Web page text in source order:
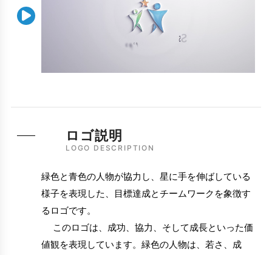

LOGO DESCRIPTION
ロゴ説明
緑色と青色の人物が協力し、星に手を伸ばしている
様子を表現した、目標達成とチームワークを象徴す
るロゴです。
このロゴは、成功、協力、そして成長といった価
値観を表現しています。緑色の人物は、若さ、成